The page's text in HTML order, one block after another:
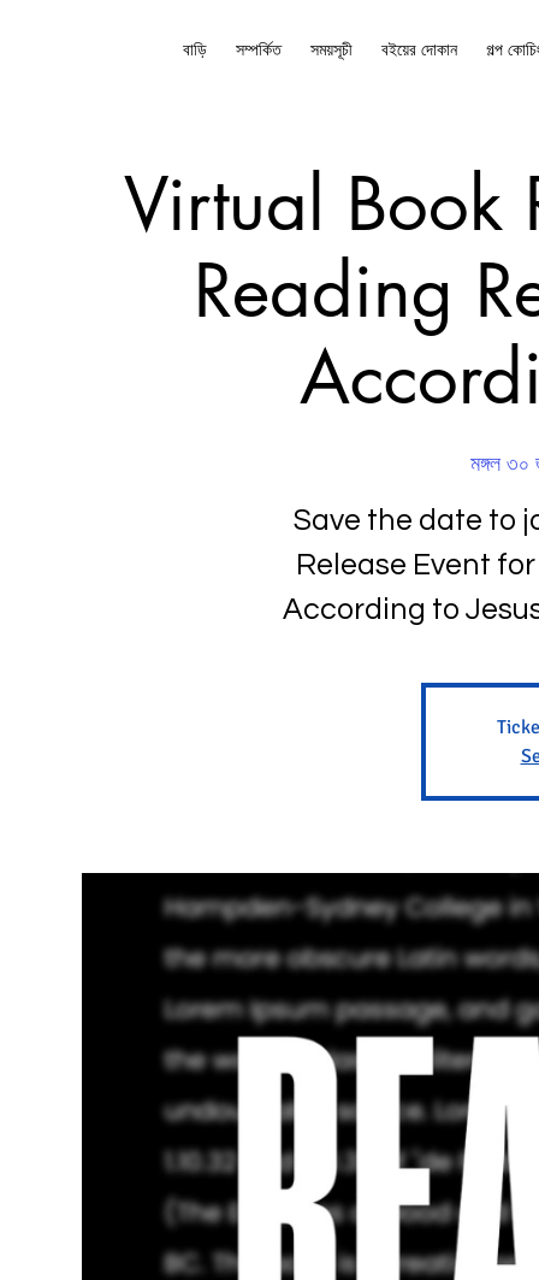
বাড়ি সম্পর্কিত সময়সূচী বইয়ের দোকান গল্প
Virtual Book
Reading
মঙ্গল
Save the date to
Release Event
According to